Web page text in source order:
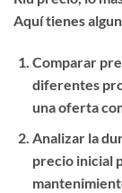
Aquí tienes
Comparar
diferentes
una oferta
Analizar la
precio inicial